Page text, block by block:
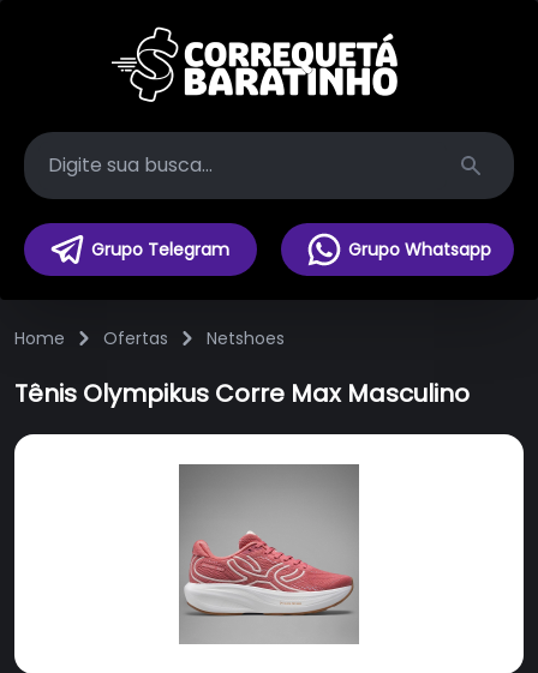
Search
Grupo Telegram Grupo Whatsapp
Home Ofertas Netshoes
Tênis Olympikus Corre Max Masculino